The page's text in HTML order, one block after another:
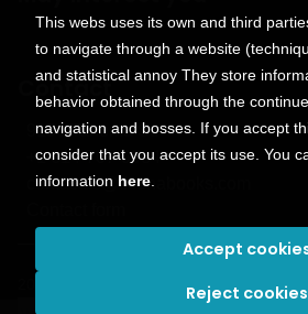
Contact
9150 Tahoma St.
+1 614-707-9934
contactus@ticunabooks.com
. All rights
This webs uses its own and third
to navigate through a website
and statistical annoy They store
behavior obtained through the
navigation and bosses. If you accept
consider that you accept its use. You
information here
Reject cookies
Accept